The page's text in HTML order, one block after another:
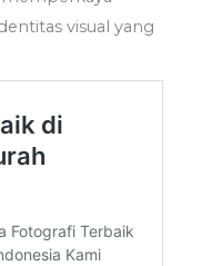
visual yang